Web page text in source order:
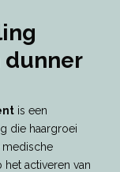
dunner
is een
die haargroei
medische
activeren van